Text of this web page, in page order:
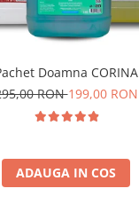
Doamna CORINA
RON199,00 RON
ADAUGA IN COS